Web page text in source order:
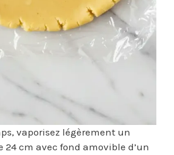
vaporisez légèrement un
24 cm avec fond amovible d’un